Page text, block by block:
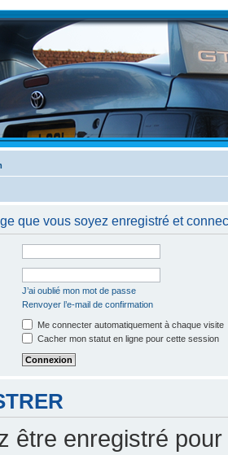
que vous soyez enregistré et
J’ai oublié mon mot de passe
Renvoyer l’e-mail de confirmation
Me connecter automatiquement à chaque visite
Cacher mon statut en ligne pour cette session
être enregistré